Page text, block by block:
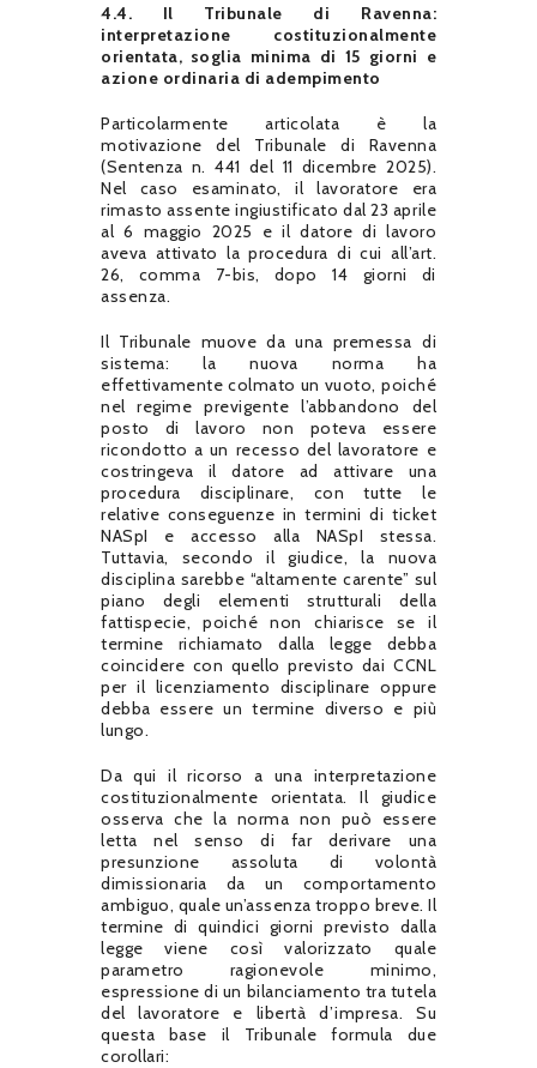
4.4. Il Tribunale di Ravenna:
interpretazione costituzionalmente
orientata, soglia minima di 15 giorni e
azione ordinaria di adempimento
Particolarmente articolata è la
motivazione del Tribunale di Ravenna
(Sentenza n. 441 del 11 dicembre 2025).
Nel caso esaminato, il lavoratore era
rimasto assente ingiustificato dal 23 aprile
al 6 maggio 2025 e il datore di lavoro
aveva attivato la procedura di cui all’art.
26, comma 7-bis, dopo 14 giorni di
assenza.
Il Tribunale muove da una premessa di
sistema: la nuova norma ha
effettivamente colmato un vuoto, poiché
nel regime previgente l’abbandono del
posto di lavoro non poteva essere
ricondotto a un recesso del lavoratore e
costringeva il datore ad attivare una
procedura disciplinare, con tutte le
relative conseguenze in termini di ticket
NASpI e accesso alla NASpI stessa.
Tuttavia, secondo il giudice, la nuova
disciplina sarebbe “altamente carente” sul
piano degli elementi strutturali della
fattispecie, poiché non chiarisce se il
termine richiamato dalla legge debba
coincidere con quello previsto dai CCNL
per il licenziamento disciplinare oppure
debba essere un termine diverso e più
lungo.
Da qui il ricorso a una interpretazione
costituzionalmente orientata. Il giudice
osserva che la norma non può essere
letta nel senso di far derivare una
presunzione assoluta di volontà
dimissionaria da un comportamento
ambiguo, quale un’assenza troppo breve. Il
termine di quindici giorni previsto dalla
legge viene così valorizzato quale
parametro ragionevole minimo,
espressione di un bilanciamento tra tutela
del lavoratore e libertà d’impresa. Su
questa base il Tribunale formula due
corollari: